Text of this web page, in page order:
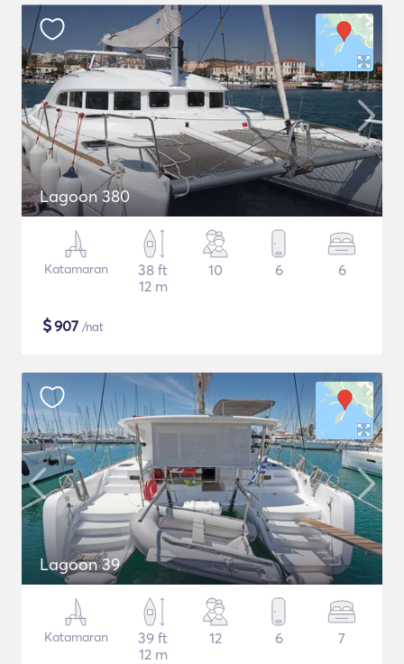
Lagoon 380
Katamaran
38 ft
12 m
10 6 6
$907 /nat
Lagoon 39
Katamaran
39 ft
12 m
12 6 7